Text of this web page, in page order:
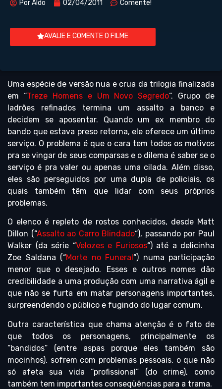
PorAldo 02/04/2011 Comente!
AVALIE E COMENTE O FILME
Uma espécie de versão nua e crua da trilogia finalizada
em “Treze Homens e Um Novo Segredo“. Grupo de
ladrões refinados termina um assalto a banco e
decidem se aposentar. Quando um ex membro do
bando que estava preso retorna, ele oferece um último
serviço. O problema é que o cara tem todos os motivos
pra se vingar de seus comparsas e o dilema é saber se o
serviço é pra valer ou apenas uma cilada. Além disso,
eles são perseguidos por uma dupla de policiais, os
quais também têm que lidar com seus próprios
problemas.
O elenco é repleto de rostos conhecidos, desde Matt
Dillon (“Assalto ao Carro Blindado“), passando por Paul
Walker (da série “Velozes e Furiosos“) até a delicinha
Zoe Saldana (“Morte no Funeral “) numa participação
menor que o desejado. Esses e outros nomes dão
credibilidade a uma produção com uma narrativa ágil e
que não se furta em matar personagens importantes,
surpreendendo o público e fugindo do lugar comum.
Outra característica que chama atenção é o fato de
que todos os personagens, principalmente os
“bandidos” (entre aspas porque eles também são
mocinhos), sofrem com problemas pessoais, o que não
só afeta sua vida “profissional” (do crime), como
também tem importantes conseqüências para a trama.